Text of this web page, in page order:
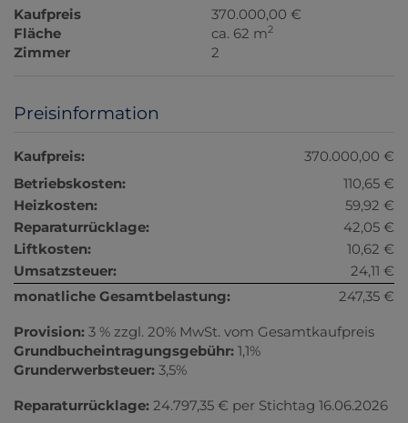
Kaufpreis
370.000,00 €
Fläche
ca. 62 m2
Zimmer 2
Preisinformation
Kaufpreis:
370.000,00 €
Betriebskosten:
110,65 €
Heizkosten:
59,92 €
Reparaturrücklage:
42,05 €
Liftkosten:
10,62 €
Umsatzsteuer:
24,11 €
monatliche Gesamtbelastung:
247,35 €
Provision: 3 % zzgl. 20% MwSt. vom Gesamtkaufpreis
Grundbucheintragungsgebühr: 1,1%
Grunderwerbsteuer: 3,5%
Reparaturrücklage: 24.797,35 € per Stichtag 16.06.2026